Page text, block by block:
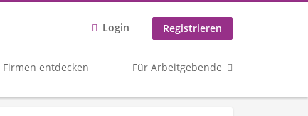
Login Registrieren
Firmen entdecken Für Arbeitgebende